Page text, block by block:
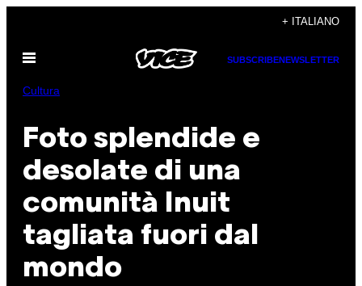
contenuto
+ ITALIANO
Apri
SUBSCRIBENEWSLETTER
Cultura
Foto splendide e
desolate di una
comunità Inuit
tagliata fuori dal
mondo